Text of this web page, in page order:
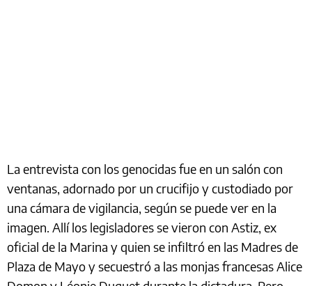
La entrevista con los genocidas fue en un salón con
ventanas, adornado por un crucifijo y custodiado por
una cámara de vigilancia, según se puede ver en la
imagen. Allí los legisladores se vieron con Astiz, ex
oficial de la Marina y quien se infiltró en las Madres de
Plaza de Mayo y secuestró a las monjas francesas Alice